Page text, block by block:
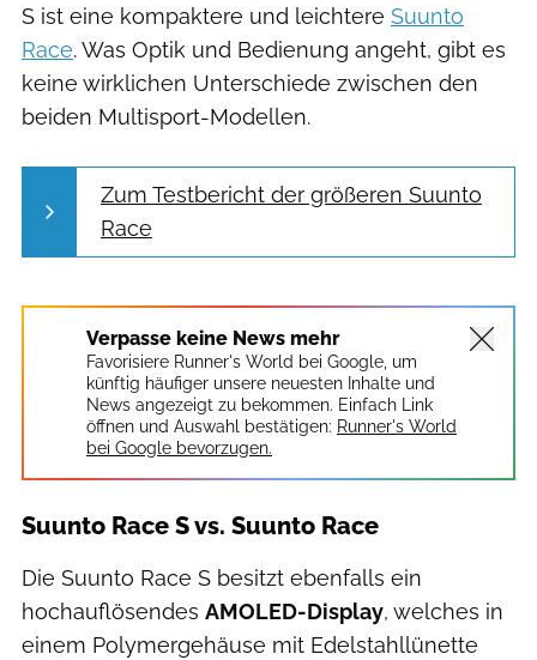
S ist eine kompaktere und leichtere Suunto
Race. Was Optik und Bedienung angeht, gibt es
keine wirklichen Unterschiede zwischen den
beiden Multisport-Modellen.
Zum Testbericht der größeren Suunto
Race
Verpasse keine News mehr
Favorisiere Runner's World bei Google, um
künftig häufiger unsere neuesten Inhalte und
News angezeigt zu bekommen. Einfach Link
öffnen und Auswahl bestätigen: Runner's World
bei Google bevorzugen.
Suunto Race S vs. Suunto Race
Die Suunto Race S besitzt ebenfalls ein
hochauflösendes AMOLED-Display, welches in
einem Polymergehäuse mit Edelstahllünette